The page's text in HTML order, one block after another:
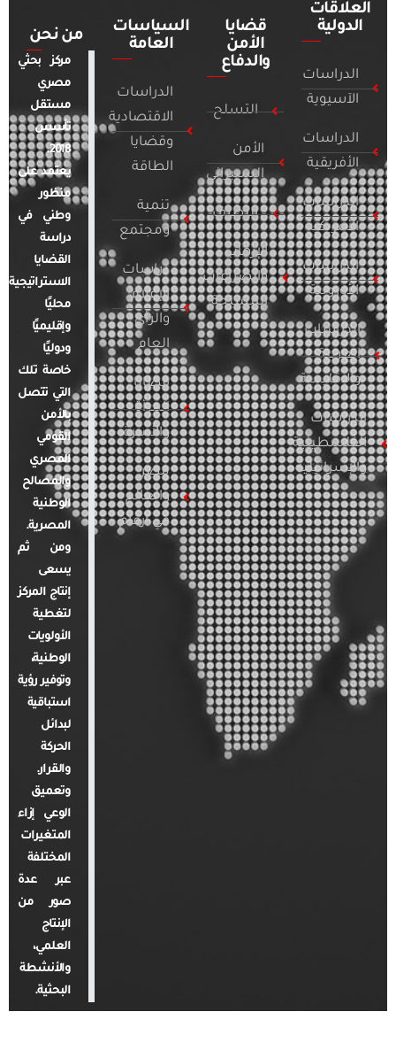
العلاقات
الدولية
الدراسات
الآسيوية
الدراسات
الأفريقية
الدراسات
الأمريكية
الدراسات
الأوروبية
الدراسات
العربية
والإقليمية
الدراسات
الفلسطينية
والإسرائيلية
قضايا
الأمن
والدفاع
التسلح
الأمن
السيبراني
التطرف
الإرهاب
والصراعات
المسلحة
السياسات
العامة
الدراسات
الاقتصادية
وقضايا
الطاقة
تنمية
ومجتمع
دراسات
الإعلام
والرأي
العام
قضايا
المرأة
والأسرة
مصر
والعالم
في أرقام
من نحن
مركز بحثي
مصري
مستقل
تأسس
2018.
يعتمد على
منظور
وطني في
دراسة
القضايا
الاستراتيجية
محليًا
وإقليميًا
ودوليًا
خاصة تلك
التي تتصل
بالأمن
القومي
المصري
والمصالح
الوطنية
المصرية.
ومن ثم
يسعى
إنتاج المركز
لتغطية
الأولويات
الوطنية،
وتوفير رؤية
استباقية
لبدائل
الحركة
والقرار.
وتعميق
الوعي إزاء
المتغيرات
المختلفة
عبر عدة
صور من
الإنتاج
العلمي،
والأنشطة
البحثية.